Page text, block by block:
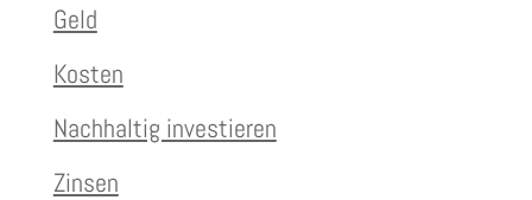
Geld
Kosten
Nachhaltig investieren
Zinsen